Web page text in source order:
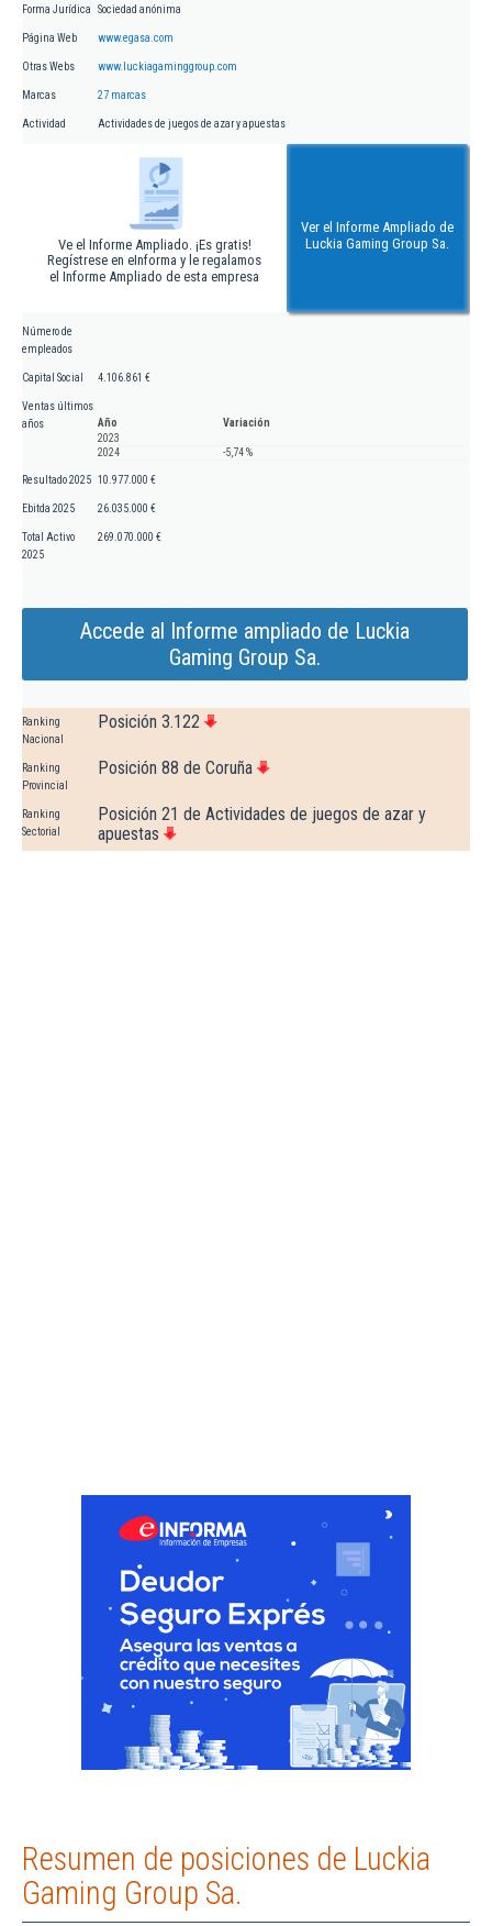
Forma Jurídica Sociedad anónima
Página Web www.egasa.com
Otras Webs www.luckiagaminggroup.com
Marcas 27 marcas
Actividad Actividades de juegos de azar y apuestas
Ve el Informe Ampliado. ¡Es gratis!
Regístrese en eInforma y le regalamos
el Informe Ampliado de esta empresa
Ver el Informe Ampliado de
Luckia Gaming Group Sa.
Número de
empleados
Capital Social 4.106.861 €
Ventas últimos
años
Año
Variación
2023
2024
-5,74 %
Resultado 2025 10.977.000 €
Ebitda 2025 26.035.000 €
Total Activo
2025
269.070.000 €
Accede al Informe ampliado de Luckia
Gaming Group Sa.
Ranking
Nacional
Posición 3.122
Ranking
Provincial
Posición 88 de Coruña
Ranking
Sectorial
Posición 21 de Actividades de juegos de azar y
apuestas
Resumen de posiciones de Luckia
Gaming Group Sa.